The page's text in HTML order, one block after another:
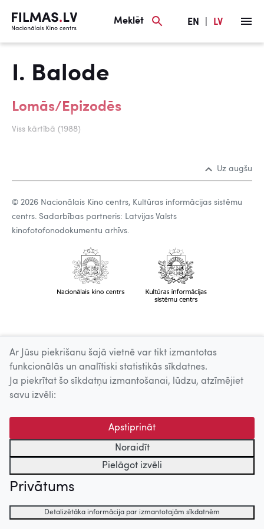
Meklēt EN LV
I. Balode
Lomās/Epizodēs
Viss kārtībā (1988)
Uz augšu
© 2026 Nacionālais Kino centrs, Kultūras informācijas sistēmu
centrs. Sadarbības partneris: Latvijas Valsts
kinofotofonodokumentu arhīvs.
Ar Jūsu piekrišanu šajā vietnē var tikt izmantotas
funkcionālās un analītiski statistikās sīkdatnes.
Ja piekrītat šo sīkdatņu izmantošanai, lūdzu, atzīmējiet
savu izvēli:
Apstiprināt
Noraidīt
Pielāgot izvēli
Privātums
Detalizētāka informācija par izmantotajām sīkdatnēm